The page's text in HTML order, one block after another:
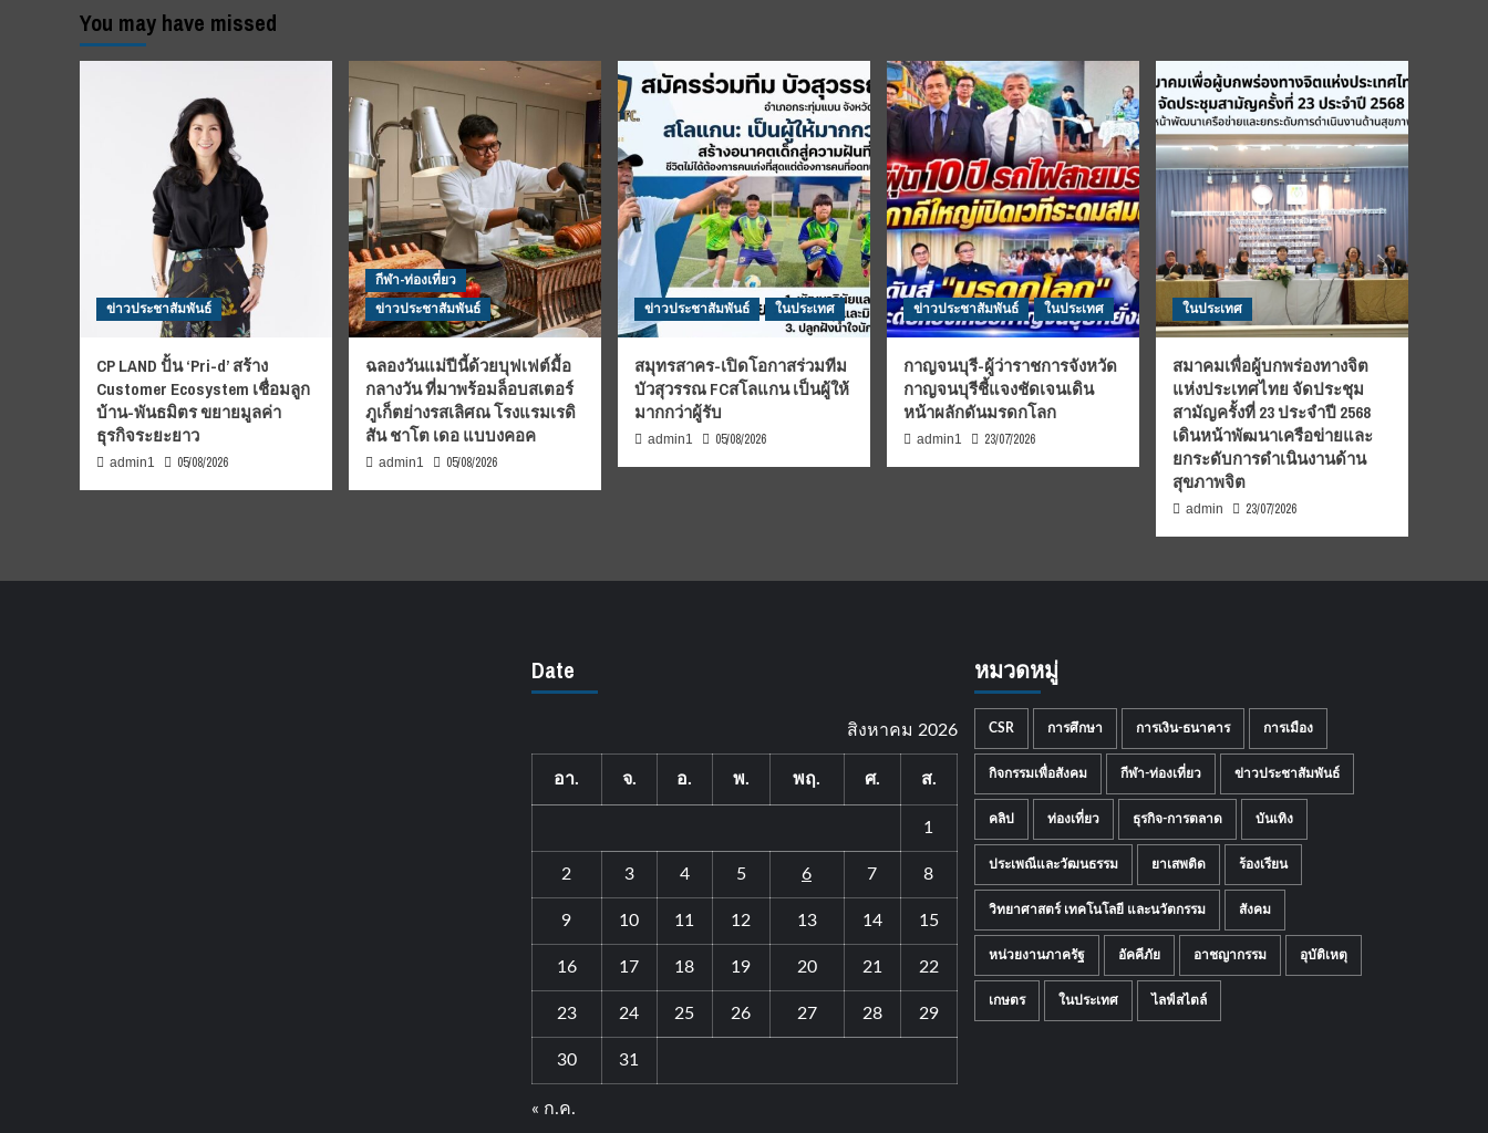
You may have missed
ข่าวประชาสัมพันธ์
CP LAND ปั้น ‘Pri-d’ สร้าง
Customer Ecosystem เชื่อมลูก
บ้าน-พันธมิตร ขยายมูลค่า
ธุรกิจระยะยาว
admin1 05/08/2026
กีฬา-ท่องเที่ยว
ข่าวประชาสัมพันธ์
ฉลองวันแม่ปีนี้ด้วยบุฟเฟต์มื้อ
กลางวัน ที่มาพร้อมล็อบสเตอร์
ภูเก็ตย่างรสเลิศณ โรงแรมเรดิ
สัน ชาโต เดอ แบบงคอค
admin1 05/08/2026
ข่าวประชาสัมพันธ์ ในประเทศ
สมุทรสาคร-เปิดโอกาสร่วมทีม
บัวสุวรรณ FCสโลแกน เป็นผู้ให้
มากกว่าผู้รับ
admin1 05/08/2026
ข่าวประชาสัมพันธ์ ในประเทศ
กาญจนบุรี-ผู้ว่าราชการจังหวัด
กาญจนบุรีชี้แจงชัดเจนเดิน
หน้าผลักดันมรดกโลก
admin1 23/07/2026
ในประเทศ
สมาคมเพื่อผู้บกพร่องทางจิต
แห่งประเทศไทย จัดประชุม
สามัญครั้งที่ 23 ประจำปี 2568
เดินหน้าพัฒนาเครือข่ายและ
ยกระดับการดำเนินงานด้าน
สุขภาพจิต
admin 23/07/2026
Date
สิงหาคม 2026
อา. จ. อ. พ. พฤ. ศ. ส.
1
2 3 4 5 6 7 8
9 10 11 12 13 14 15
16 17 18 19 20 21 22
23 24 25 26 27 28 29
30 31
« ก.ค.
หมวดหมู่
CSR การศึกษา การเงิน-ธนาคาร การเมือง
กิจกรรมเพื่อสังคม กีฬา-ท่องเที่ยว ข่าวประชาสัมพันธ์
คลิป ท่องเที่ยว ธุรกิจ-การตลาด บันเทิง
ประเพณีและวัฒนธรรม ยาเสพติด ร้องเรียน
วิทยาศาสตร์ เทคโนโลยี และนวัตกรรม สังคม
หน่วยงานภาครัฐ อัคคีภัย อาชญากรรม อุบัติเหตุ
เกษตร ในประเทศ ไลฟ์สไตล์